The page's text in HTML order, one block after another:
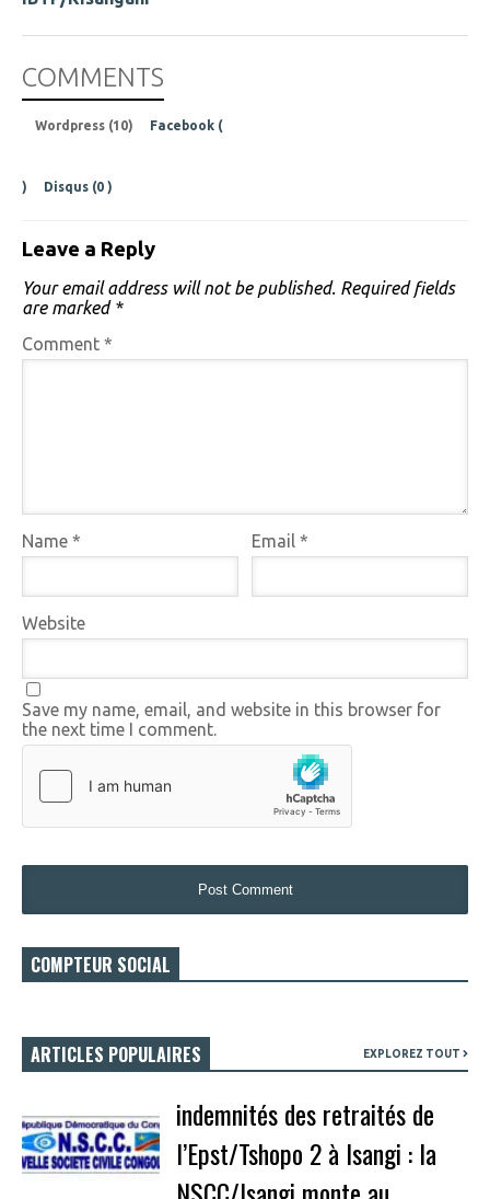
COMMENTS
Wordpress (10) Facebook (
) Disqus (0 )
Leave a Reply
Your email address will not be published. Required fields
are marked *
Comment *
Name * Email*
Website
Save my name, email, and website in this browser for
the next time I comment.
COMPTEUR SOCIAL
ARTICLES POPULAIRES EXPLOREZ TOUT
indemnités des retraités de
l’Epst/Tshopo 2 à Isangi : la